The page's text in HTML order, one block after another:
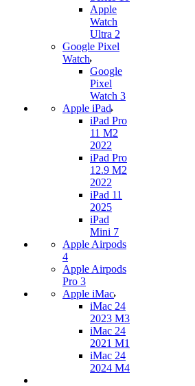
Apple
Watch
Ultra 2
Google Pixel
Watch
Google
Pixel
Watch 3
Apple iPad
iPad Pro
11 M2
2022
iPad Pro
12.9 M2
2022
iPad 11
2025
iPad
Mini 7
Apple Airpods
4
Apple Airpods
Pro 3
Apple iMac
iMac 24
2023 M3
iMac 24
2021 M1
iMac 24
2024 M4